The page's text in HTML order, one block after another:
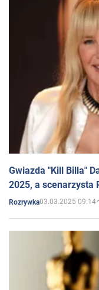
Gwiazda "Kill Billa"
2025, a scenarzysta
Rozrywka03.03.2025 09:14